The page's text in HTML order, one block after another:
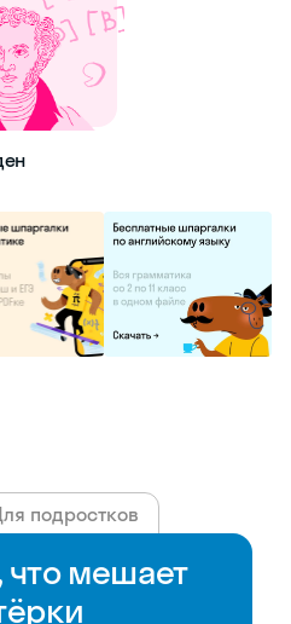
подростков
что мешает